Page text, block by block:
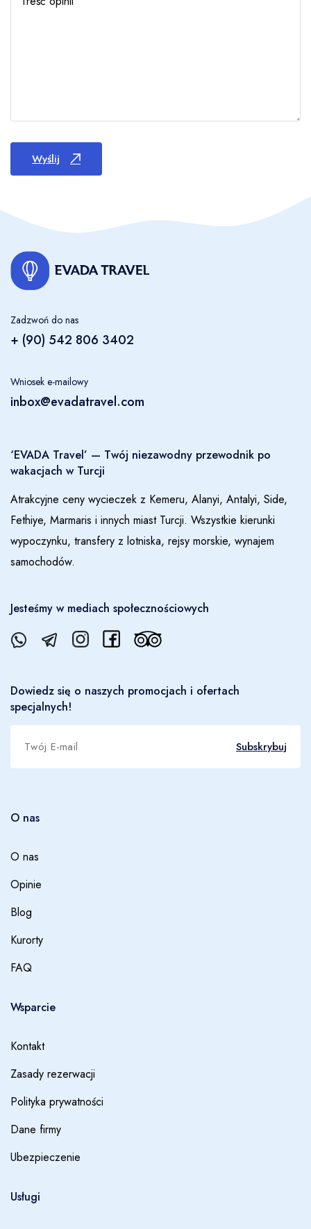
Wyślij
Zadzwoń do nas
+ (90) 542 806 3402
Wniosek e-mailowy
inbox@evadatravel.com
‘EVADA Travel’ — Twój niezawodny przewodnik po
wakacjach w Turcji
Atrakcyjne ceny wycieczek z Kemeru, Alanyi, Antalyi, Side,
Fethiye, Marmaris i innych miast Turcji. Wszystkie kierunki
wypoczynku, transfery z lotniska, rejsy morskie, wynajem
samochodów.
Jesteśmy w mediach społecznościowych
Dowiedz się o naszych promocjach i ofertach
specjalnych!
Subskrybuj
O nas
O nas
Opinie
Blog
Kurorty
FAQ
Wsparcie
Kontakt
Zasady rezerwacji
Polityka prywatności
Dane firmy
Ubezpieczenie
Usługi